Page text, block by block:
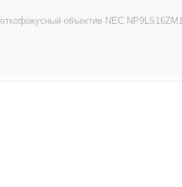
объектив NEC